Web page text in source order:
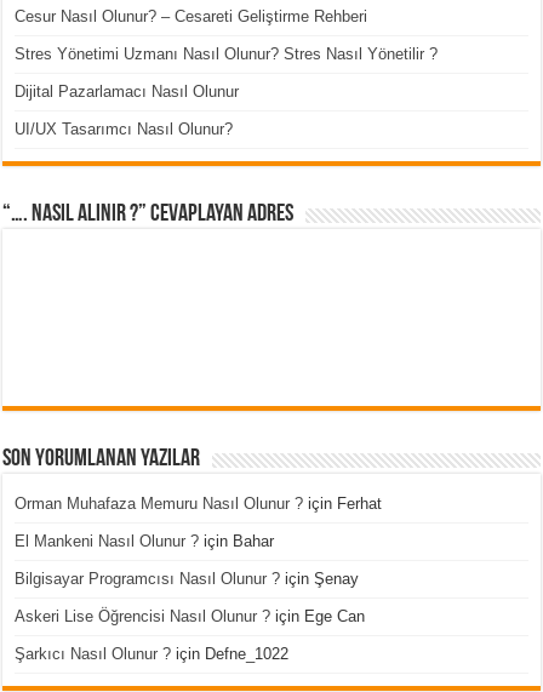
Cesur Nasıl Olunur? – Cesareti Geliştirme Rehberi
Stres Yönetimi Uzmanı Nasıl Olunur? Stres Nasıl Yönetilir ?
Dijital Pazarlamacı Nasıl Olunur
UI/UX Tasarımcı Nasıl Olunur?
“…. Nasıl Alınır ?” cevaplayan adres
Son Yorumlanan Yazılar
Orman Muhafaza Memuru Nasıl Olunur ? için Ferhat
El Mankeni Nasıl Olunur ? için Bahar
Bilgisayar Programcısı Nasıl Olunur ? içinŞenay
Askeri Lise Öğrencisi Nasıl Olunur ? için Ege Can
Şarkıcı Nasıl Olunur ? için Defne_1022